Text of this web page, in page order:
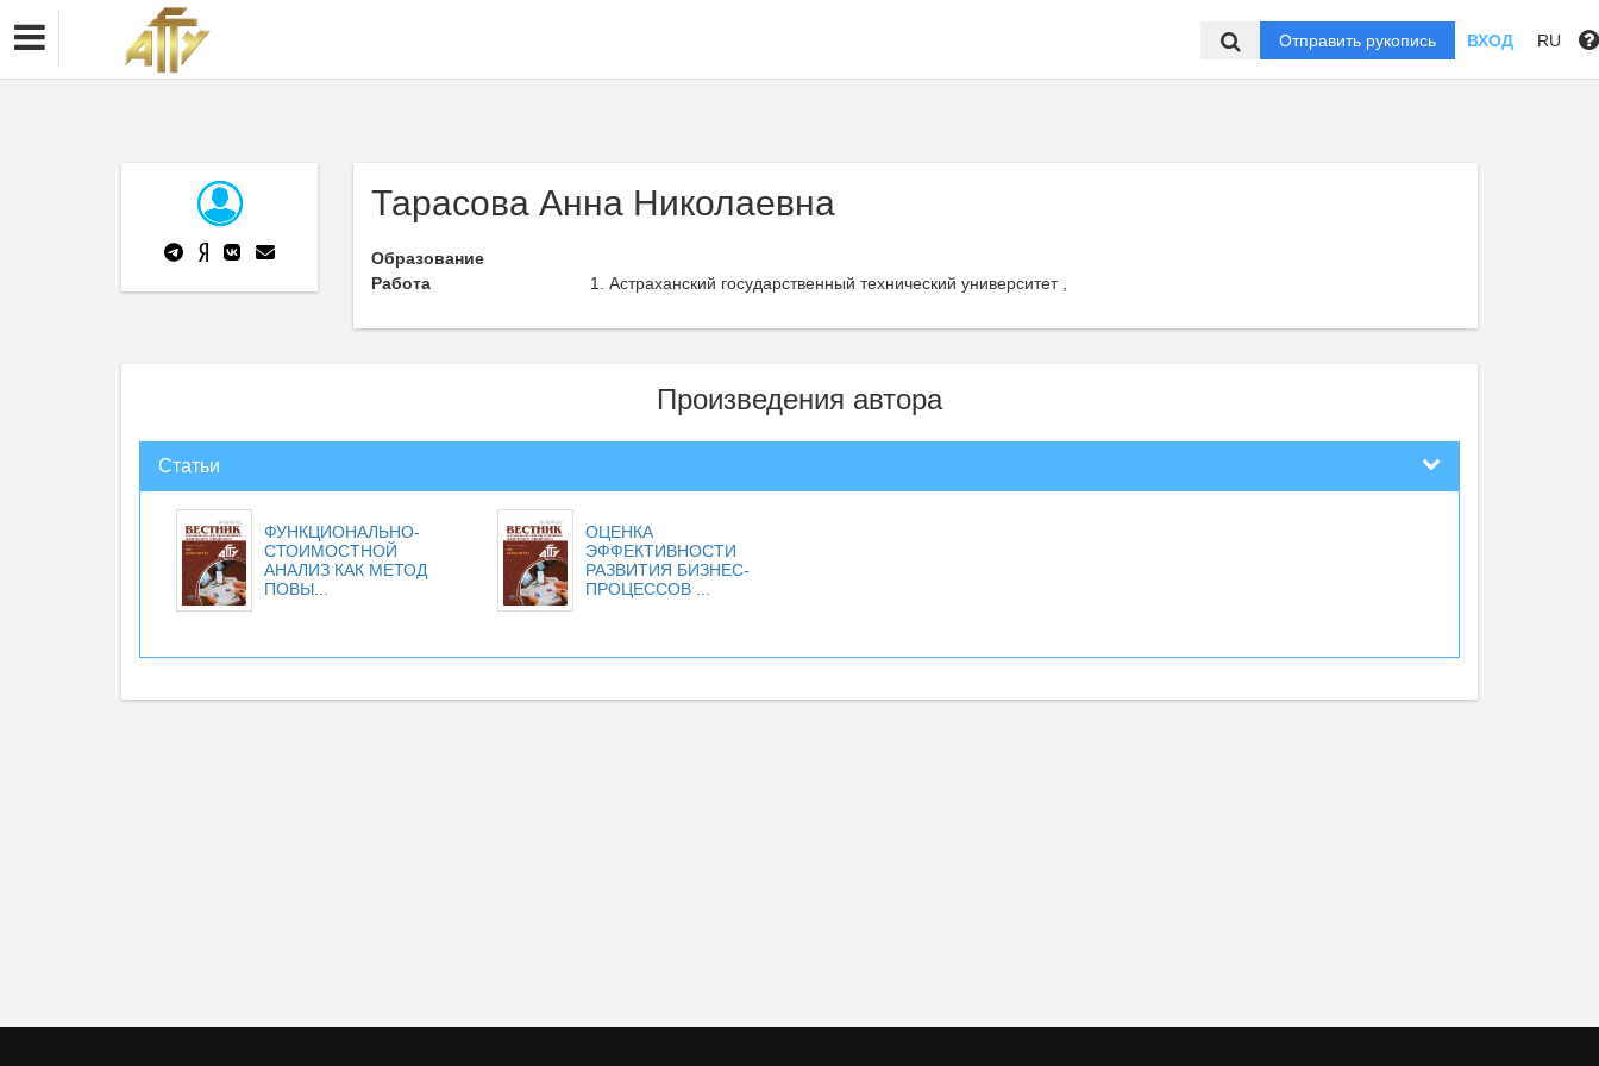
Отправить рукопись ВХОД RU
Тарасова Анна Николаевна
Образование
Работа
Астраханский государственный технический университет ,
Произведения автора
Статьи
ФУНКЦИОНАЛЬНО-
СТОИМОСТНОЙ
АНАЛИЗ КАК МЕТОД
ПОВЫ...
ОЦЕНКА
ЭФФЕКТИВНОСТИ
РАЗВИТИЯ БИЗНЕС-
ПРОЦЕССОВ ...